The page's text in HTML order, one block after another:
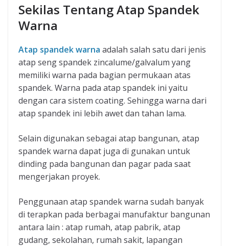
Sekilas Tentang Atap Spandek
Warna
Atap spandek warna adalah salah satu dari jenis
atap seng spandek zincalume/galvalum yang
memiliki warna pada bagian permukaan atas
spandek. Warna pada atap spandek ini yaitu
dengan cara sistem coating. Sehingga warna dari
atap spandek ini lebih awet dan tahan lama.
Selain digunakan sebagai atap bangunan, atap
spandek warna dapat juga di gunakan untuk
dinding pada bangunan dan pagar pada saat
mengerjakan proyek.
Penggunaan atap spandek warna sudah banyak
di terapkan pada berbagai manufaktur bangunan
antara lain : atap rumah, atap pabrik, atap
gudang, sekolahan, rumah sakit, lapangan